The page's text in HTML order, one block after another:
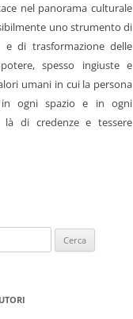
nel panorama culturale
uno strumento di
e di trasformazione delle
spesso ingiuste e
umani in cui la persona
in ogni spazio e in ogni
di credenze e tessere